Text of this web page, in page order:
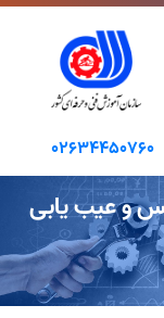
02634450760
و عیب یابی